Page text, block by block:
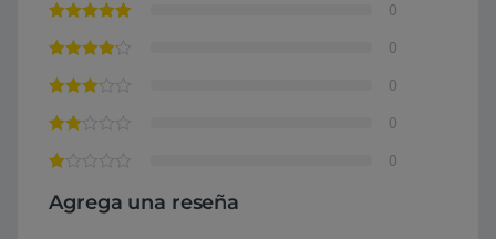
0
0
0
0
0
Agrega una reseña